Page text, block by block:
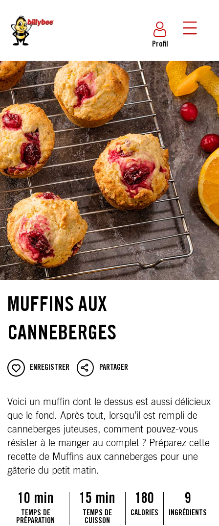
Profil
MUFFINS AUX
CANNEBERGES
ENREGISTRER PARTAGER
Voici un muffin dont le dessus est aussi délicieux
que le fond. Après tout, lorsqu’il est rempli de
canneberges juteuses, comment pouvez-vous
résister à le manger au complet ? Préparez cette
recette de Muffins aux canneberges pour une
gâterie du petit matin.
10 min
TEMPS DE
PRÉPARATION
15 min
TEMPS DE
CUISSON
180
CALORIES
9
INGRÉDIENTS